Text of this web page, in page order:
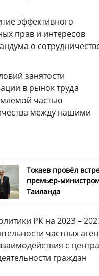
эффективного
прав и интересов
о
занятости
в рынок труда
частью
между нашими
Токаев провёл
премьер-
Таиланда
РК на 2023 –
частных
с
граждан